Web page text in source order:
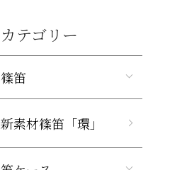
カテゴリー
篠笛
新素材篠笛「環」